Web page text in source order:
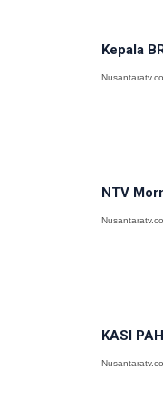
Kepala
NTV
KASI